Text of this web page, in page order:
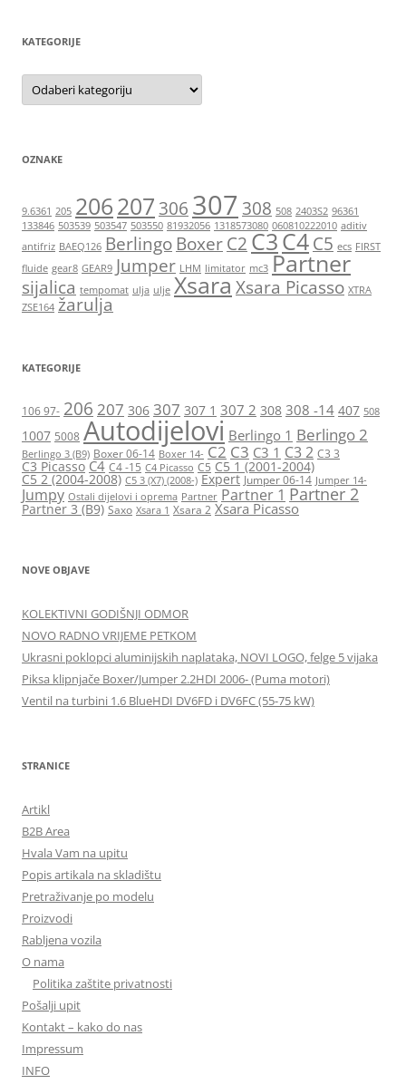
KATEGORIJE
Kategorije
OZNAKE
9.6361 205 206207 306 307 308 508 2403S2 96361
133846 503539 503547 503550 81932056 1318573080 060810222010 aditiv
antifriz BAEQ126 Berlingo BoxerC2 C3C4C5 ecs FIRST
fluide gear8 GEAR9 Jumper LHM limitator mc3 Partner
sijalica tempomat ulja ulje Xsara Xsara Picasso XTRA
ZSE164 žarulja
KATEGORIJE
106 97- 206 207 306 307 307 1 307 2 308 308 -14 407 508
1007 5008 Autodijelovi Berlingo 1 Berlingo 2
Berlingo 3 (B9) Boxer 06-14 Boxer 14- C2 C3 C3 1 C3 2 C3 3
C3 Picasso C4 C4 -15 C4 Picasso C5 C5 1 (2001-2004)
C5 2 (2004-2008) C5 3 (X7) (2008-) Expert Jumper 06-14 Jumper 14-
Jumpy Ostali dijelovi i oprema Partner Partner 1 Partner 2
Partner 3 (B9) Saxo Xsara 1 Xsara 2 Xsara Picasso
NOVE OBJAVE
KOLEKTIVNI GODIŠNJI ODMOR
NOVO RADNO VRIJEME PETKOM
Ukrasni poklopci aluminijskih naplataka, NOVI LOGO, felge 5 vijaka
Piksa klipnjače Boxer/Jumper 2.2HDI 2006- (Puma motori)
Ventil na turbini 1.6 BlueHDI DV6FD i DV6FC (55-75 kW)
STRANICE
Artikl
B2B Area
Hvala Vam na upitu
Popis artikala na skladištu
Pretraživanje po modelu
Proizvodi
Rabljena vozila
O nama
Politika zaštite privatnosti
Pošalji upit
Kontakt – kako do nas
Impressum
INFO